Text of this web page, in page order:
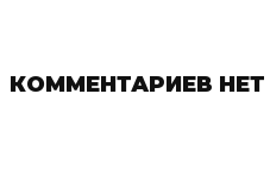
КОММЕНТАРИЕВ НЕТ